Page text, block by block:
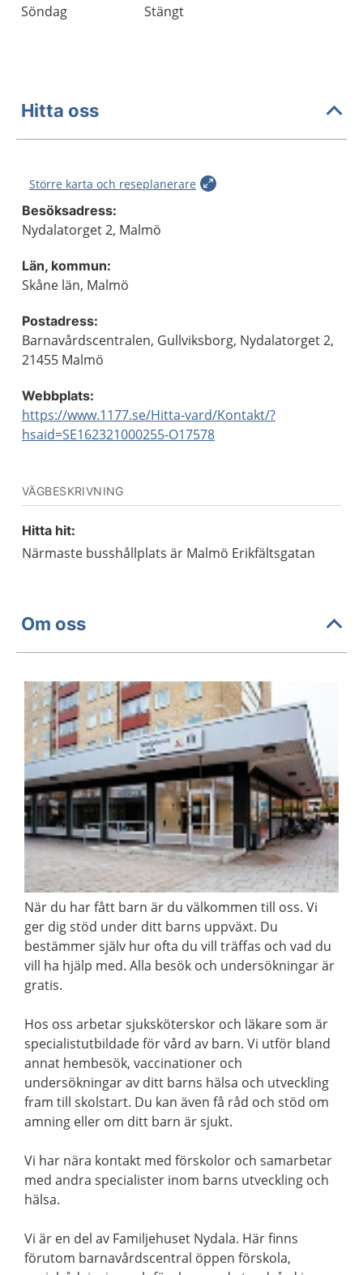
Söndag Stängt
Hitta oss
Större karta och reseplanerare
Besöksadress:
Nydalatorget 2, Malmö
Län, kommun:
Skåne län, Malmö
Postadress:
Barnavårdscentralen, Gullviksborg, Nydalatorget 2,
21455 Malmö
Webbplats:
https://www.1177.se/Hitta-vard/Kontakt/?
hsaid=SE162321000255-O17578
VÄGBESKRIVNING
Hitta hit:
Närmaste busshållplats är Malmö Erikfältsgatan
Om oss
När du har fått barn är du välkommen till oss. Vi
ger dig stöd under ditt barns uppväxt. Du
bestämmer själv hur ofta du vill träffas och vad du
vill ha hjälp med. Alla besök och undersökningar är
gratis.
Hos oss arbetar sjuksköterskor och läkare som är
specialistutbildade för vård av barn. Vi utför bland
annat hembesök, vaccinationer och
undersökningar av ditt barns hälsa och utveckling
fram till skolstart. Du kan även få råd och stöd om
amning eller om ditt barn är sjukt.
Vi har nära kontakt med förskolor och samarbetar
med andra specialister inom barns utveckling och
hälsa.
Vi är en del av Familjehuset Nydala. Här finns
förutom barnavårdscentral öppen förskola,